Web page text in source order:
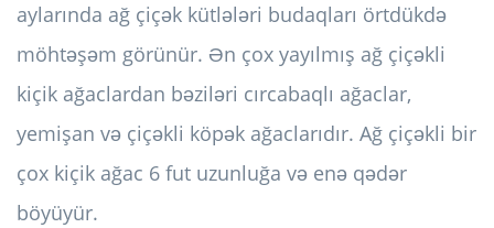
aylarında ağ çiçək kütlələri budaqları örtdükdə
möhtəşəm görünür. Ən çox yayılmış ağ çiçəkli
kiçik ağaclardan bəziləri cırcabaqlı ağaclar,
yemişan və çiçəkli köpək ağaclarıdır. Ağ çiçəkli bir
çox kiçik ağac 6 fut uzunluğa və enə qədər
böyüyür.